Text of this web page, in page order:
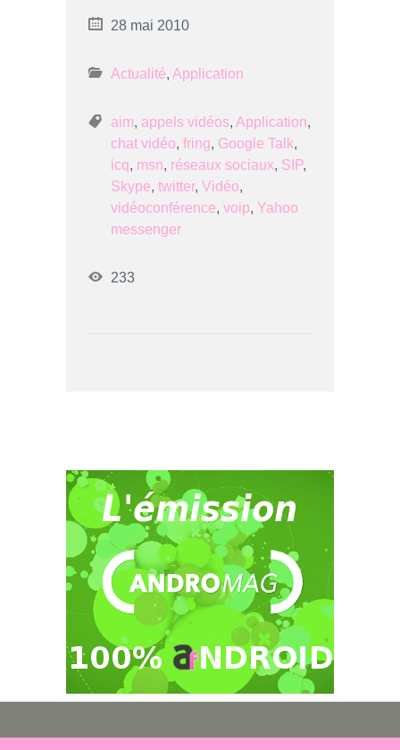
28 mai 2010
Actualité, Application
aim, appels vidéos, Application,
chat vidéo, fring, Google Talk,
icq, msn, réseaux sociaux, SIP,
Skype, twitter, Vidéo,
vidéoconférence, voip, Yahoo
messenger
233